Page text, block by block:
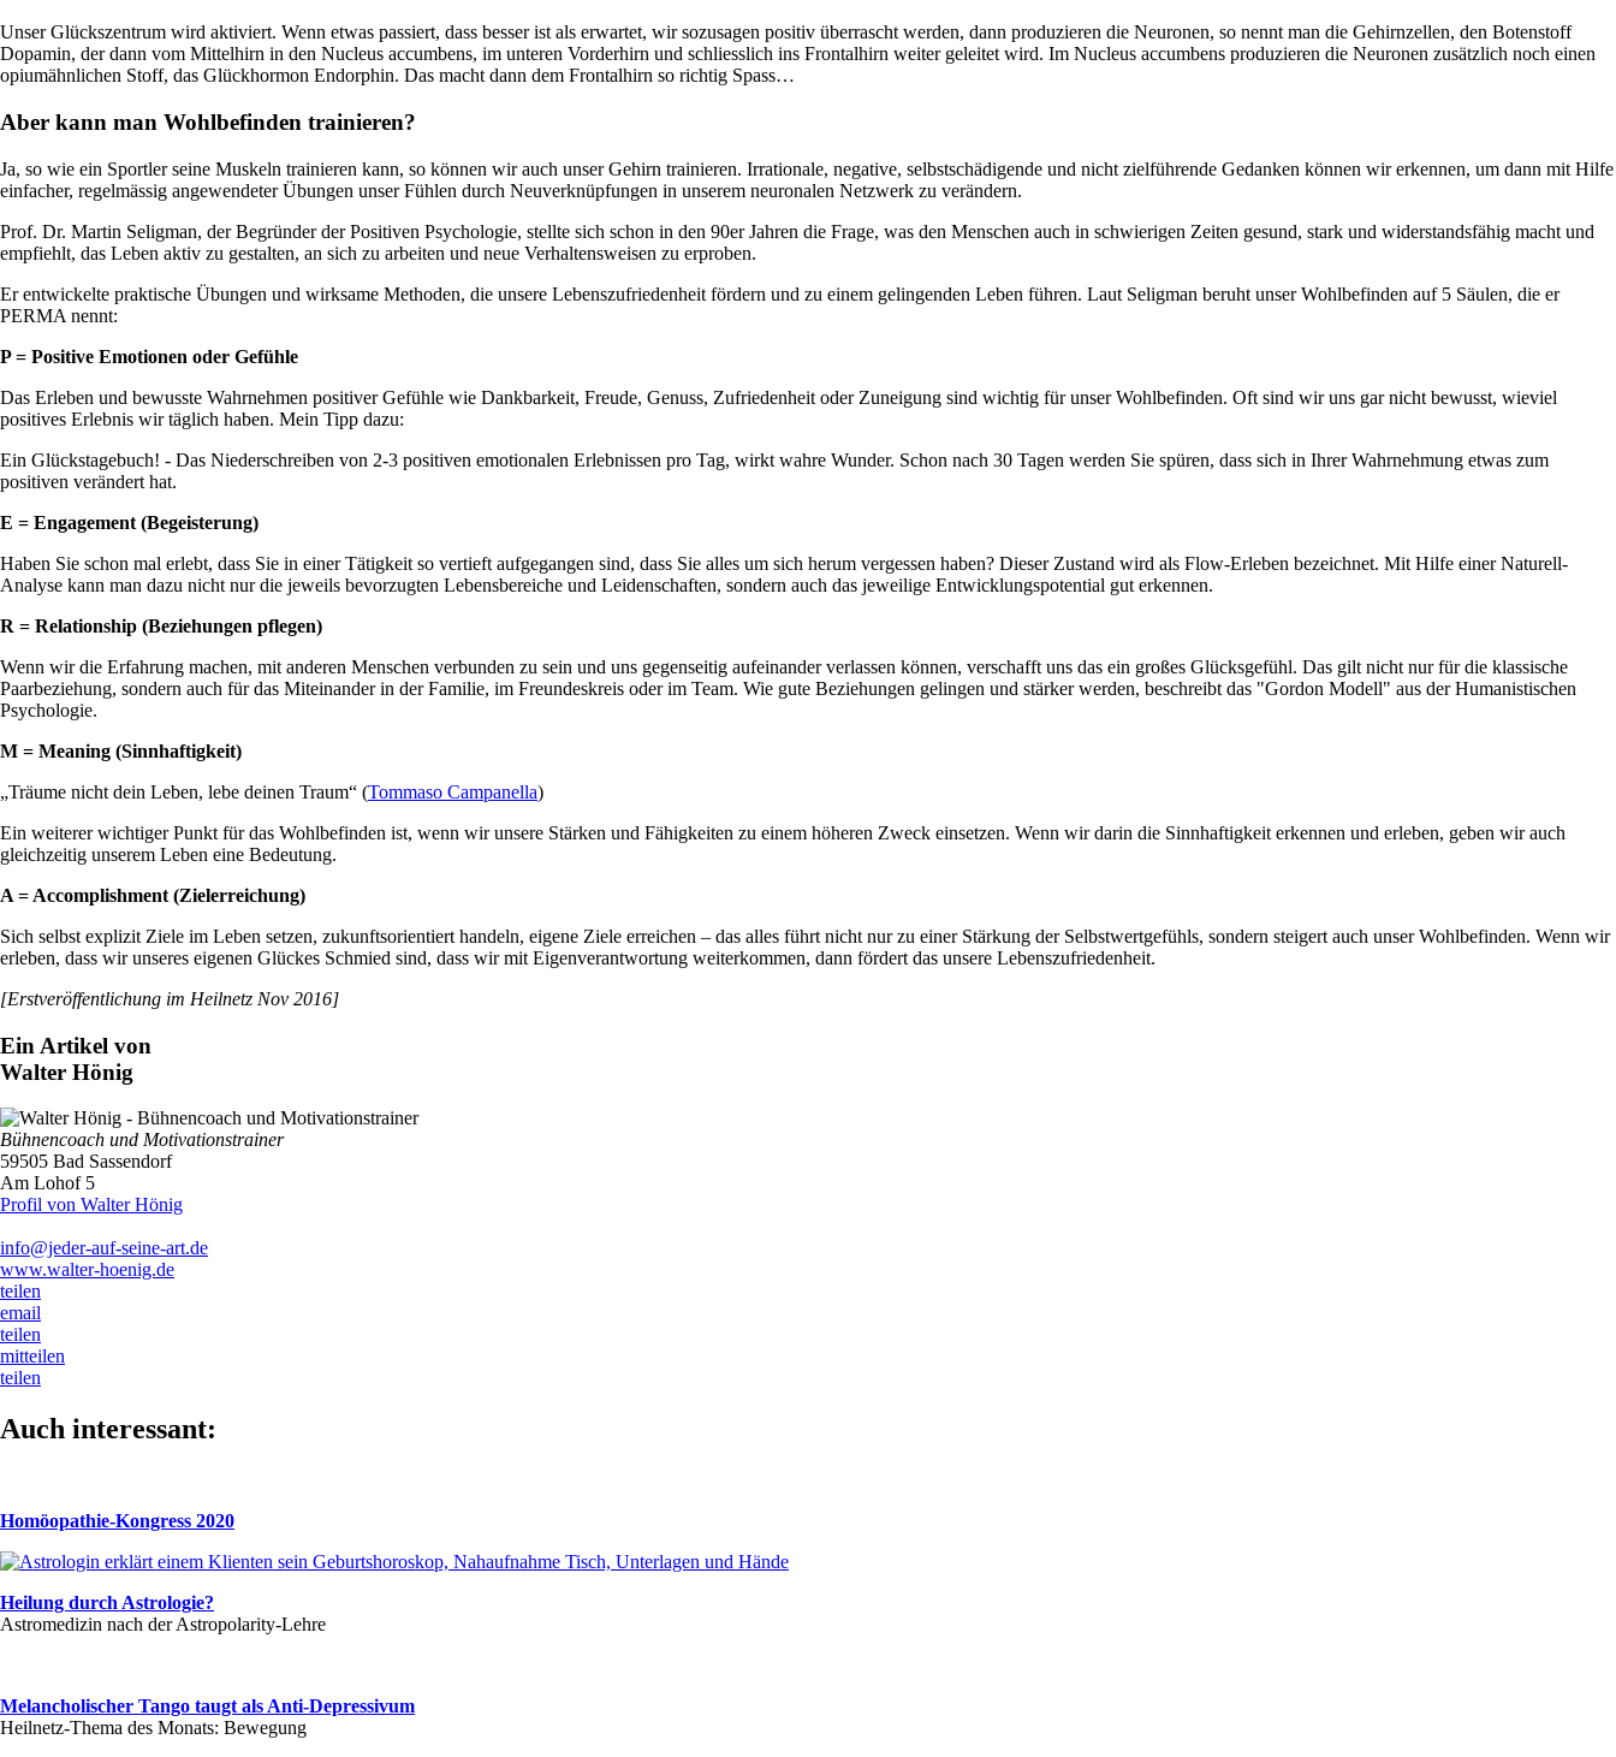
Unser Glückszentrum wird aktiviert. Wenn etwas passiert, dass besser ist als erwartet, wir sozusagen positiv überrascht werden, dann produzieren die Neuronen, so nennt man die Gehirnzellen, den Botenstoff
Dopamin, der dann vom Mittelhirn in den Nucleus accumbens, im unteren Vorderhirn und schliesslich ins Frontalhirn weiter geleitet wird. Im Nucleus accumbens produzieren die Neuronen zusätzlich noch einen
opiumähnlichen Stoff, das Glückhormon Endorphin. Das macht dann dem Frontalhirn so richtig Spass…
Aber kann man Wohlbefinden trainieren?
Ja, so wie ein Sportler seine Muskeln trainieren kann, so können wir auch unser Gehirn trainieren. Irrationale, negative, selbstschädigende und nicht zielführende Gedanken können wir erkennen, um dann mit Hilfe
einfacher, regelmässig angewendeter Übungen unser Fühlen durch Neuverknüpfungen in unserem neuronalen Netzwerk zu verändern.
Prof. Dr. Martin Seligman, der Begründer der Positiven Psychologie, stellte sich schon in den 90er Jahren die Frage, was den Menschen auch in schwierigen Zeiten gesund, stark und widerstandsfähig macht und
empfiehlt, das Leben aktiv zu gestalten, an sich zu arbeiten und neue Verhaltensweisen zu erproben.
Er entwickelte praktische Übungen und wirksame Methoden, die unsere Lebenszufriedenheit fördern und zu einem gelingenden Leben führen. Laut Seligman beruht unser Wohlbefinden auf 5 Säulen, die er
PERMA nennt:
P = Positive Emotionen oder Gefühle
Das Erleben und bewusste Wahrnehmen positiver Gefühle wie Dankbarkeit, Freude, Genuss, Zufriedenheit oder Zuneigung sind wichtig für unser Wohlbefinden. Oft sind wir uns gar nicht bewusst, wieviel
positives Erlebnis wir täglich haben. Mein Tipp dazu:
Ein Glückstagebuch! - Das Niederschreiben von 2-3 positiven emotionalen Erlebnissen pro Tag, wirkt wahre Wunder. Schon nach 30 Tagen werden Sie spüren, dass sich in Ihrer Wahrnehmung etwas zum
positiven verändert hat.
E = Engagement (Begeisterung)
Haben Sie schon mal erlebt, dass Sie in einer Tätigkeit so vertieft aufgegangen sind, dass Sie alles um sich herum vergessen haben? Dieser Zustand wird als Flow-Erleben bezeichnet. Mit Hilfe einer Naturell-
Analyse kann man dazu nicht nur die jeweils bevorzugten Lebensbereiche und Leidenschaften, sondern auch das jeweilige Entwicklungspotential gut erkennen.
R = Relationship (Beziehungen pflegen)
Wenn wir die Erfahrung machen, mit anderen Menschen verbunden zu sein und uns gegenseitig aufeinander verlassen können, verschafft uns das ein großes Glücksgefühl. Das gilt nicht nur für die klassische
Paarbeziehung, sondern auch für das Miteinander in der Familie, im Freundeskreis oder im Team. Wie gute Beziehungen gelingen und stärker werden, beschreibt das "Gordon Modell" aus der Humanistischen
Psychologie.
M = Meaning (Sinnhaftigkeit)
„Träume nicht dein Leben, lebe deinen Traum“ (Tommaso Campanella)
Ein weiterer wichtiger Punkt für das Wohlbefinden ist, wenn wir unsere Stärken und Fähigkeiten zu einem höheren Zweck einsetzen. Wenn wir darin die Sinnhaftigkeit erkennen und erleben, geben wir auch
gleichzeitig unserem Leben eine Bedeutung.
A = Accomplishment (Zielerreichung)
Sich selbst explizit Ziele im Leben setzen, zukunftsorientiert handeln, eigene Ziele erreichen – das alles führt nicht nur zu einer Stärkung der Selbstwertgefühls, sondern steigert auch unser Wohlbefinden. Wenn wir
erleben, dass wir unseres eigenen Glückes Schmied sind, dass wir mit Eigenverantwortung weiterkommen, dann fördert das unsere Lebenszufriedenheit.
[Erstveröffentlichung im Heilnetz Nov 2016]
Ein Artikel von
Walter Hönig
Bühnencoach und Motivationstrainer
59505 Bad Sassendorf
Am Lohof 5
Profil von Walter Hönig
info@jeder-auf-seine-art.de
www.walter-hoenig.de
teilen
email
teilen
mitteilen
teilen
Auch interessant:
Homöopathie-Kongress 2020
Heilung durch Astrologie?
Astromedizin nach der Astropolarity-Lehre
Melancholischer Tango taugt als Anti-Depressivum
Heilnetz-Thema des Monats: Bewegung